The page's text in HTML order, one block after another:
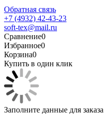
Обратная связь
+7 (4932) 42-43-23
soft-tex@mail.ru
Сравнение0
Избранное0
Корзина0
Купить в один клик
Заполните данные для заказа